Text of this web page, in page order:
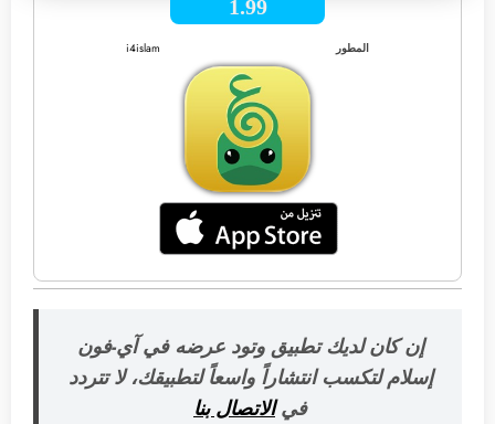
1.99
المطور i4islam
إن كان لديك تطبيق وتود عرضه في آي-فون
إسلام لتكسب انتشاراً واسعاً لتطبيقك، لا تتردد
فيالاتصال بنا